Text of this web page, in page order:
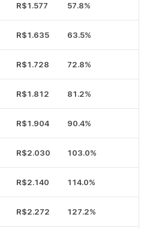
R$1.577 57.8%
R$1.635 63.5%
R$1.728 72.8%
R$1.812 81.2%
R$1.904 90.4%
R$2.030 103.0%
R$2.140 114.0%
R$2.272 127.2%